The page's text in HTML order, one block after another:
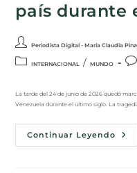
país durante
Periodista Digital - María Claudia
INTERNACIONAL / MUNDO
La tarde del 24 de junio de 2026 quedó
Venezuela durante el último siglo. La
Continuar Leyendo